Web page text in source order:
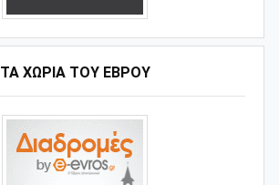
ΤΑ ΧΩΡΙΆ ΤΟΥ ΈΒΡΟΥ